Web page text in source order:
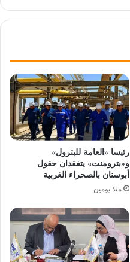
رئيسا «العامة للبترول»
و«بترومنت» يتفقدان حقول
أبوسنان بالصحراء الغربية
منذ يومين